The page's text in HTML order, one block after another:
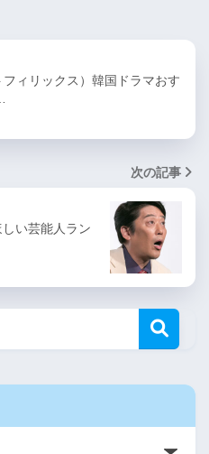
ィリックス）韓国ドラマおす
次の記事
い芸能人ラン